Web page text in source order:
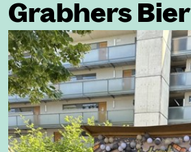
Grabhers Bier